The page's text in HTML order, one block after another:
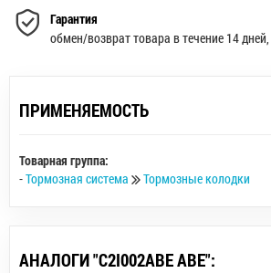
Гарантия
обмен/возврат товара в течение 14 дней,
ПРИМЕНЯЕМОСТЬ
Товарная группа:
-Тормозная система Тормозные колодки
АНАЛОГИ "C2I002ABE ABE":